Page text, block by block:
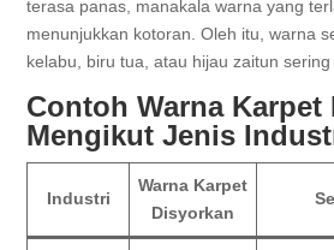
terasa panas, manakala warna yang
menunjukkan kotoran. Oleh itu, warna
kelabu, biru tua, atau hijau zaitun sering
Contoh Warna Karpet
Mengikut Jenis
Industri
Warna Karpet
Disyorkan